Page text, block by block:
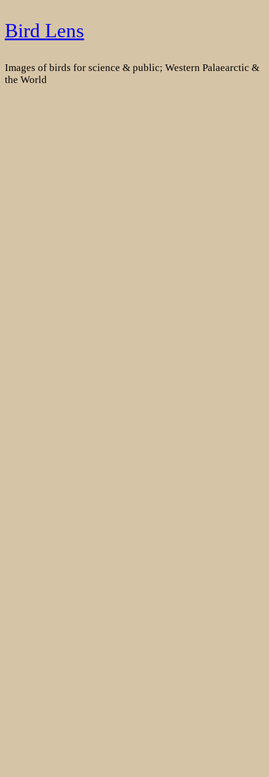
Skip
to
Bird Lens
Images of birds for science & public; Western Palaearctic &
the World